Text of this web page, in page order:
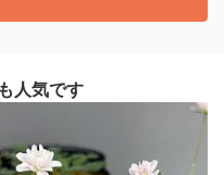
人気です